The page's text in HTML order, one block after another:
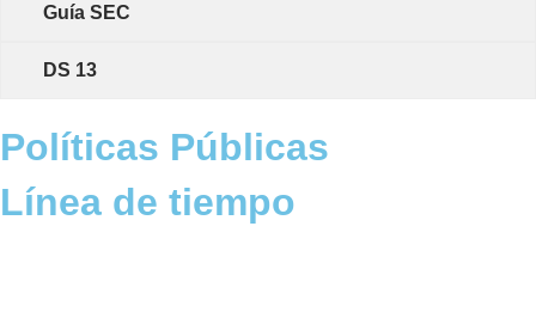
Guía SEC
DS 13
Políticas Públicas
Línea de tiempo